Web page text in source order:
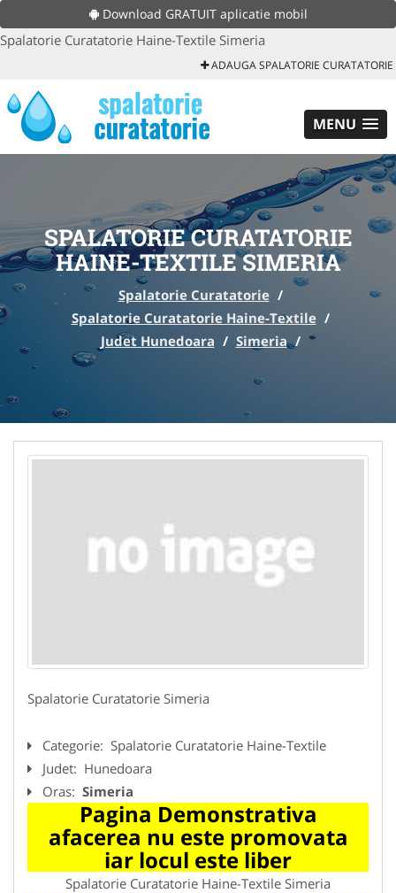
Download GRATUIT aplicatie mobil
Spalatorie Curatatorie Haine-Textile Simeria
ADAUGA SPALATORIE CURATATORIE
MENU
SPALATORIE CURATATORIE
HAINE-TEXTILE SIMERIA
Spalatorie Curatatorie /
Spalatorie Curatatorie Haine-Textile /
Judet Hunedoara / Simeria /
Spalatorie Curatatorie Simeria
Categorie: Spalatorie Curatatorie Haine-Textile
Judet: Hunedoara
Oras: Simeria
Pagina Demonstrativa
afacerea nu este promovata
iar locul este liber
Spalatorie Curatatorie Haine-Textile Simeria